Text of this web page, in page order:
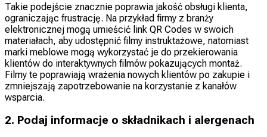
Takie podejście znacznie poprawia jakość obsługi klienta,
ograniczając frustrację. Na przykład firmy z branży
elektronicznej mogą umieścić link QR Codes w swoich
materiałach, aby udostępnić filmy instruktażowe, natomiast
marki meblowe mogą wykorzystać je do przekierowania
klientów do interaktywnych filmów pokazujących montaż.
Filmy te poprawiają wrażenia nowych klientów po zakupie i
zmniejszają zapotrzebowanie na korzystanie z kanałów
wsparcia.
2. Podaj informacje o składnikach i alergenach